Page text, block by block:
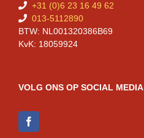
+31 (0)6 23 16 49 62
013-5112890
BTW: NL001320386B69
KvK: 18059924
VOLG ONS OP SOCIAL MEDIA